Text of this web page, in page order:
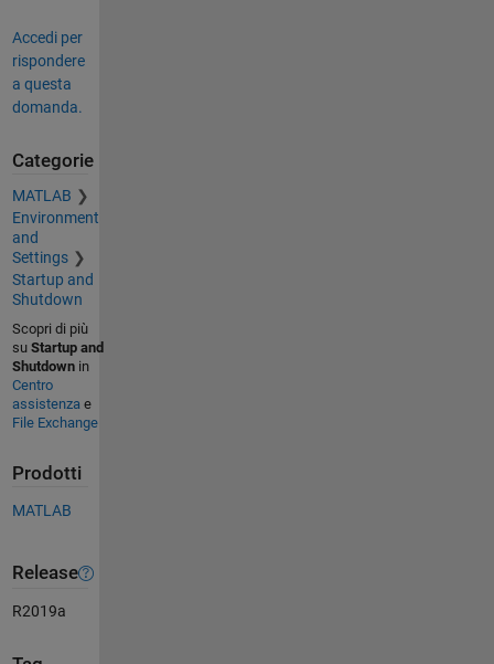
Accedi per
rispondere
a questa
domanda.
Categorie
MATLAB
Environment
and
Settings
Startup and
Shutdown
Scopri di più
su Startup and
Shutdownin
Centro
assistenzae
File Exchange
Prodotti
MATLAB
Release
R2019a